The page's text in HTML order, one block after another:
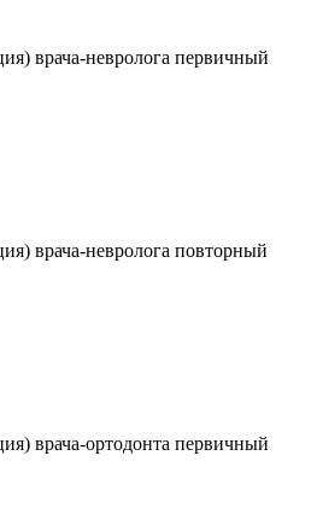
врача-невролога первичный
врача-невролога повторный
врача-ортодонта первичный